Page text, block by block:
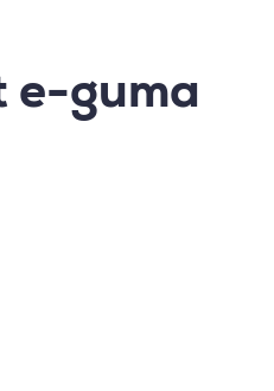
e-guma